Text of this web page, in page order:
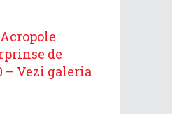
de
– Vezi galeria